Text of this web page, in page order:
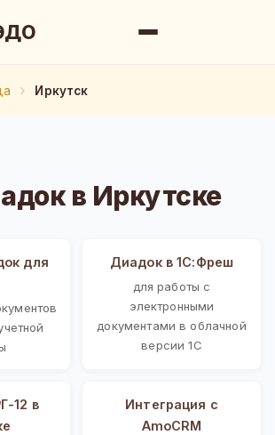
Иркутск
в Иркутске
для
Диадок в 1С:Фреш
для работы с
электронными
документами в облачной
версии 1С
12 в
Интеграция с
AmoCRM